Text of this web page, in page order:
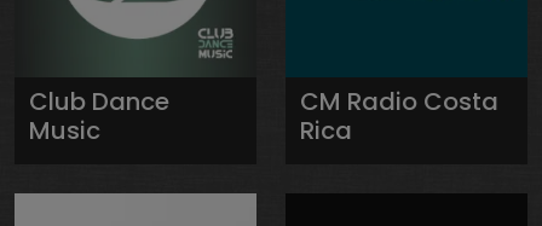
Club Dance
Music
CM Radio Costa
Rica